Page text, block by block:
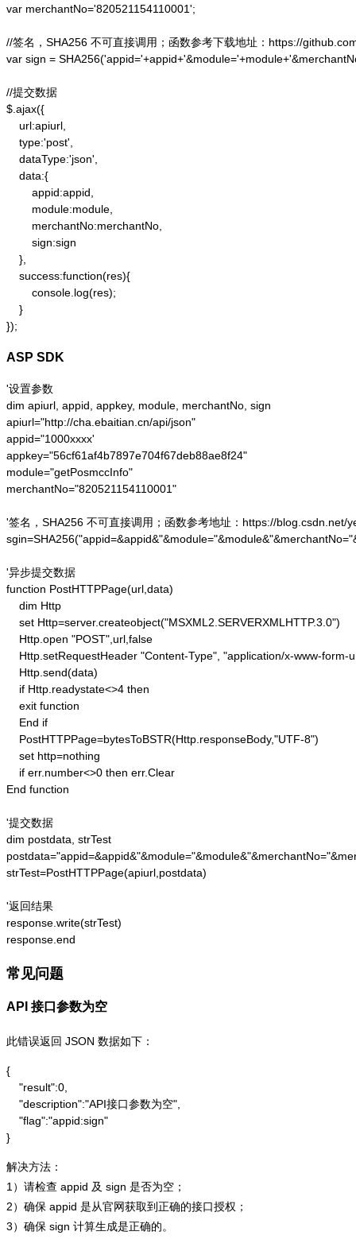
var merchantNo='820521154110001';
//签名，SHA256 不可直接调用；函数参考下载地址：https://
var sign =
//提交数据
$.ajax({
    url:apiurl,
    type:'post',
    dataType:'json',
    data:{
        appid:appid,
        module:module,
        merchantNo:merchantNo,
        sign:sign
    },
    success:function(res){
        console.log(res);
    }
});
ASP SDK
'设置参数
dim apiurl, appid, appkey, module, merchantNo, sign
apiurl="http://cha.ebaitian.cn/api/json"
appid="1000xxxx'
appkey="56cf61af4b7897e704f67deb88ae8f24"
module="getPosmccInfo"
merchantNo="820521154110001"
'签名，SHA256 不可直接调用；函数参考地址：https://blog.csdn.net/
'异步提交数据
function PostHTTPPage(url,data)
    dim Http
    set Http=server.createobject("MSXML2.SERVERXMLHTTP.3.0")
    Http.open "POST",url,false
Http.setRequestHeader "Content-Type", "application/x-www-form-
    Http.send(data)
    if Http.readystate<>4 then
    exit function
    End if
    PostHTTPPage=bytesToBSTR(Http.responseBody,"UTF-8")
    set http=nothing
    if err.number<>0 then err.Clear
End function
'提交数据
dim postdata, strTest
strTest=PostHTTPPage(apiurl,postdata)
'返回结果
response.write(strTest)
response.end
常见问题
API 接口参数为空
此错误返回 JSON 数据如下：
{
    "result":0,
    "description":"API接口参数为空",
    "flag":"appid:sign"
}
解决方法：
1）请检查 appid 及 sign 是否为空；
2）确保 appid 是从官网获取到正确的接口授权；
3）确保 sign 计算生成是正确的。